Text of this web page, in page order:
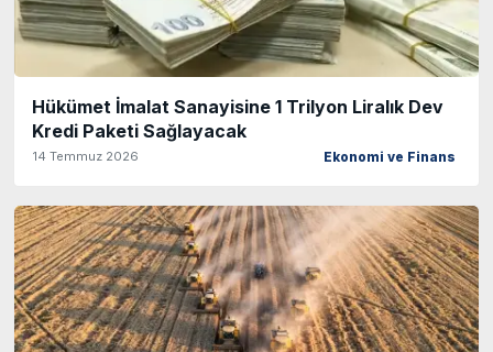
Hükümet İmalat Sanayisine 1 Trilyon Liralık Dev
Kredi Paketi Sağlayacak
14 Temmuz 2026 Ekonomi ve Finans